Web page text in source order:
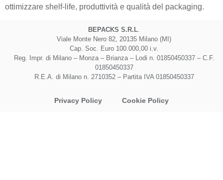
ottimizzare shelf-life, produttività e qualità del packaging.
BEPACKS S.R.L.
Viale Monte Nero 82, 20135 Milano (MI)
Cap. Soc. Euro 100.000,00 i.v.
Reg. Impr. di Milano – Monza – Brianza – Lodi n. 01850450337 – C.F.
01850450337
R.E.A. di Milano n. 2710352 – Partita IVA 01850450337
Privacy Policy Cookie Policy